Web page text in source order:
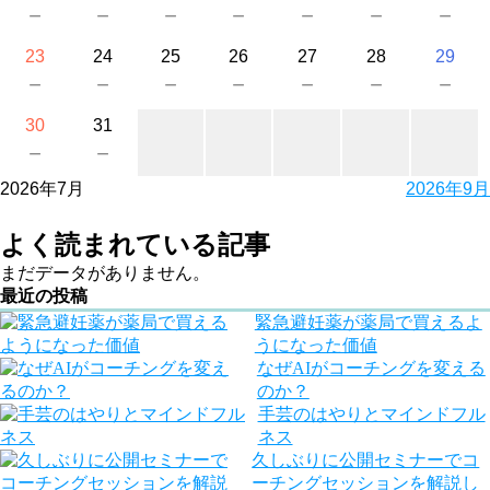
－ － － － － － －
23
－
24
－
25
－
26
－
27
－
28
－
29
－
30
－
31
－
2026年7月 2026年9月
よく読まれている記事
まだデータがありません。
最近の投稿
緊急避妊薬が薬局で買えるよ
うになった価値
なぜAIがコーチングを変える
のか？
手芸のはやりとマインドフル
ネス
久しぶりに公開セミナーでコ
ーチングセッションを解説し